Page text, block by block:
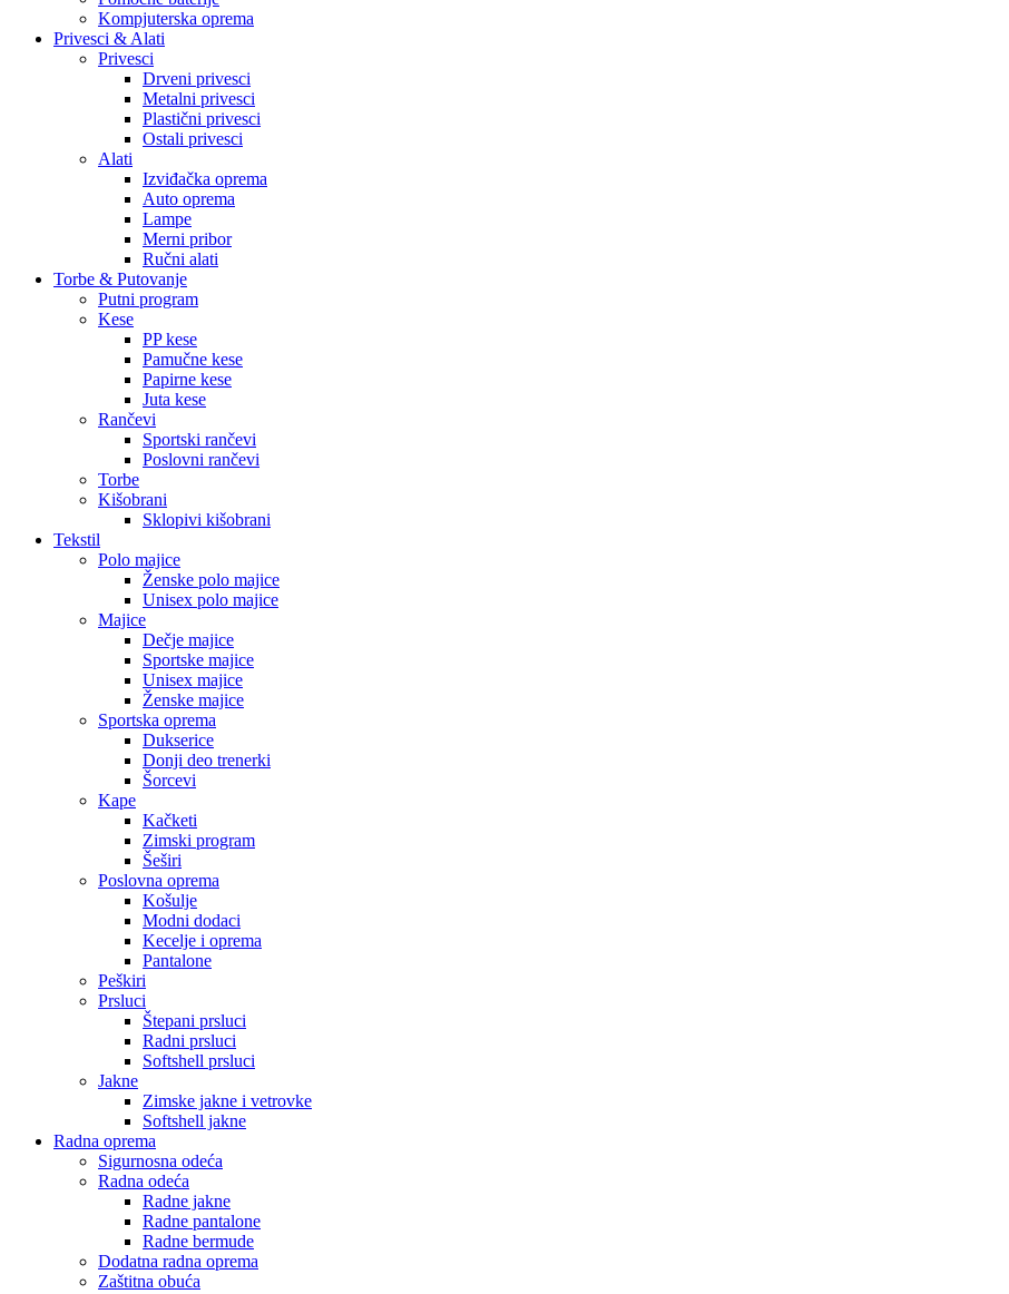
Kompjuterska oprema
Privesci & Alati
Privesci
Drveni privesci
Metalni privesci
Plastični privesci
Ostali privesci
Alati
Izviđačka oprema
Auto oprema
Lampe
Merni pribor
Ručni alati
Torbe & Putovanje
Putni program
Kese
PP kese
Pamučne kese
Papirne kese
Juta kese
Rančevi
Sportski rančevi
Poslovni rančevi
Torbe
Kišobrani
Sklopivi kišobrani
Tekstil
Polo majice
Ženske polo majice
Unisex polo majice
Majice
Dečje majice
Sportske majice
Unisex majice
Ženske majice
Sportska oprema
Dukserice
Donji deo trenerki
Šorcevi
Kape
Kačketi
Zimski program
Šeširi
Poslovna oprema
Košulje
Modni dodaci
Kecelje i oprema
Pantalone
Peškiri
Prsluci
Štepani prsluci
Radni prsluci
Softshell prsluci
Jakne
Zimske jakne i vetrovke
Softshell jakne
Radna oprema
Sigurnosna odeća
Radna odeća
Radne jakne
Radne pantalone
Radne bermude
Dodatna radna oprema
Zaštitna obuća